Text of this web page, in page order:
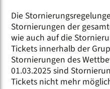
Die
Stornierungen der
wie auch auf die
Tickets innerhalb der
Stornierungen des
01.03.2025 sind
Tickets nicht mehr